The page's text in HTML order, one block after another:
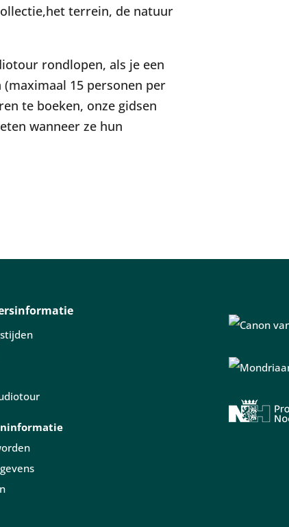
terrein, de natuur
rondlopen, als je een
15 personen per
te boeken, onze gidsen
wanneer ze hun